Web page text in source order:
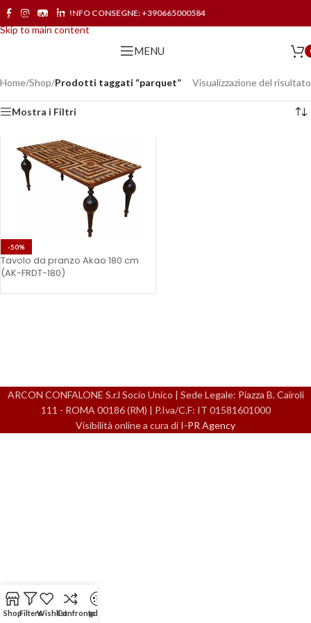
Skip to navigation
Skip to main content
INFO CONSEGNE: +390665000584
MENU
Home/Shop/Prodotti taggati “parquet” Visualizzazione del risultato
Mostra i Filtri
-50%
Tavolo da pranzo Akao 180 cm
(AK-FRDT-180)
ARCON CONFALONE S.r.l Socio Unico | Sede Legale: Piazza B. Cairoli
111 - ROMA 00186 (RM) | P.Iva/C.F: IT 01581601000
Visibilità online a cura di I-PR Agency
ShopFiltersWishlistConfrontagdpr